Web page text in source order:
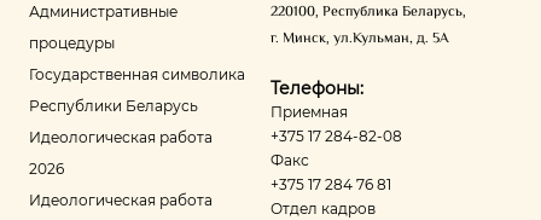
Административные
процедуры
Государственная символика
Республики Беларусь
Идеологическая работа
2026
Идеологическая работа
220100, Республика Беларусь,
г. Минск, ул.Кульман, д. 5А
Телефоны:
Приемная
+375 17 284-82-08
Факс
+375 17 284 76 81
Отдел кадров